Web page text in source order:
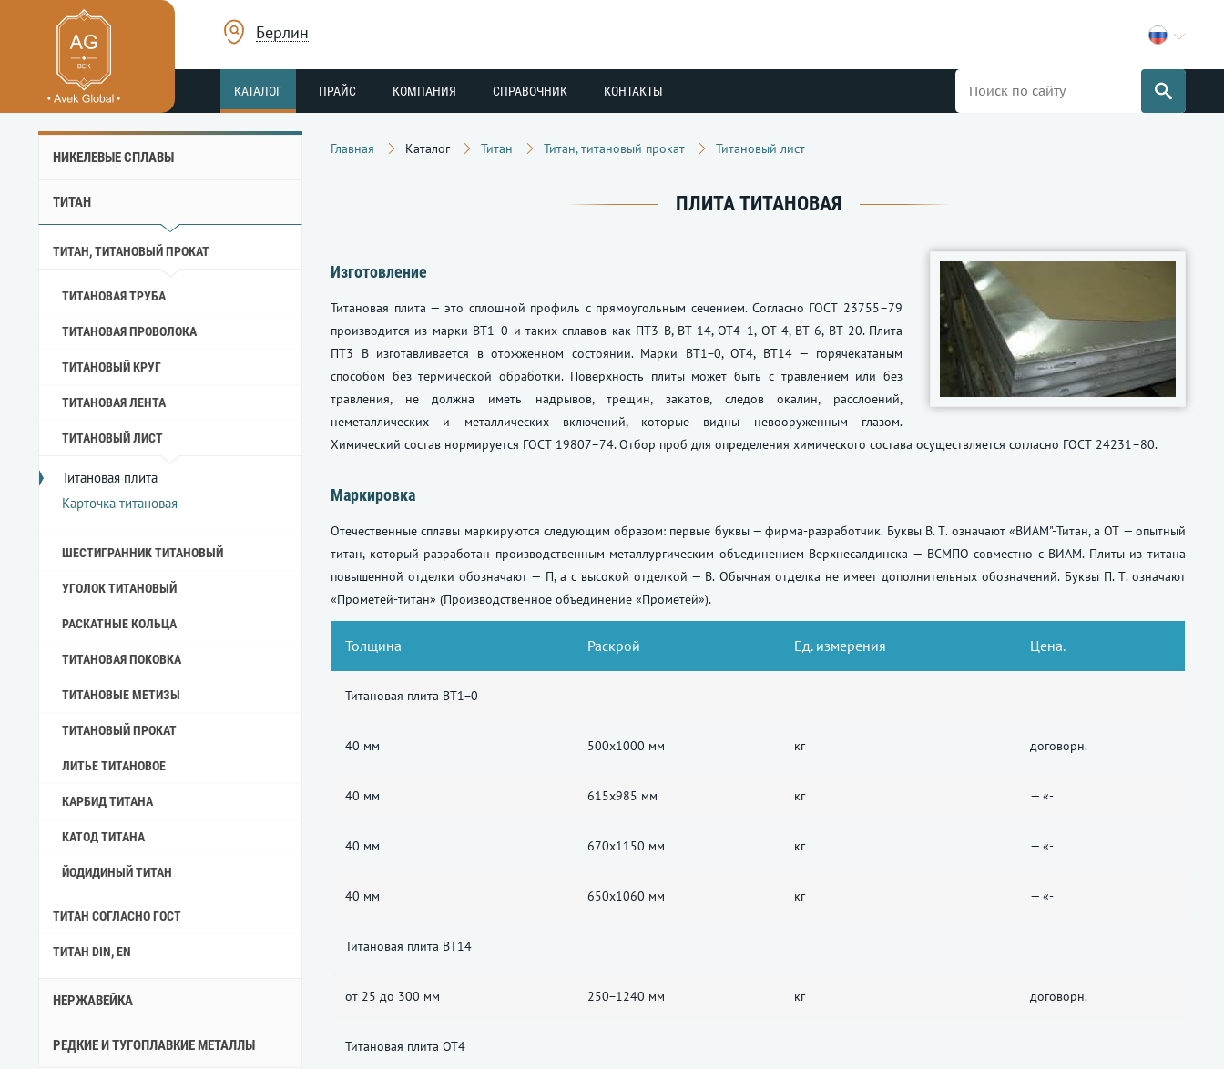
Берлин
КАТАЛОГ ПРАЙС КОМПАНИЯ СПРАВОЧНИК КОНТАКТЫ
НИКЕЛЕВЫЕ СПЛАВЫ
ТИТАН
ТИТАН, ТИТАНОВЫЙ ПРОКАТ
ТИТАНОВАЯ ТРУБА
ТИТАНОВАЯ ПРОВОЛОКА
ТИТАНОВЫЙ КРУГ
ТИТАНОВАЯ ЛЕНТА
ТИТАНОВЫЙ ЛИСТ
Титановая плита
Карточка титановая
ШЕСТИГРАННИК ТИТАНОВЫЙ
УГОЛОК ТИТАНОВЫЙ
РАСКАТНЫЕ КОЛЬЦА
ТИТАНОВАЯ ПОКОВКА
ТИТАНОВЫЕ МЕТИЗЫ
ТИТАНОВЫЙ ПРОКАТ
ЛИТЬЕ ТИТАНОВОЕ
КАРБИД ТИТАНА
КАТОД ТИТАНА
ЙОДИДИНЫЙ ТИТАН
ТИТАН СОГЛАСНО ГОСТ
ТИТАН DIN, EN
НЕРЖАВЕЙКА
РЕДКИЕ И ТУГОПЛАВКИЕ МЕТАЛЛЫ
Главная Каталог Титан Титан, титановый прокат Титановый лист
ПЛИТА ТИТАНОВАЯ
Изготовление
Титановая плита — это сплошной профиль с прямоугольным сечением. Согласно ГОСТ 23755–79
производится из марки ВТ1−0 и таких сплавов как ПТ3 В, ВТ-14, ОТ4−1, ОТ-4, ВТ-6, ВТ-20. Плита
ПТ3 В изготавливается в отожженном состоянии. Марки ВТ1−0, ОТ4, ВТ14 — горячекатаным
способом без термической обработки. Поверхность плиты может быть с травлением или без
травления, не должна иметь надрывов, трещин, закатов, следов окалин, расслоений,
неметаллических и металлических включений, которые видны невооруженным глазом.
Химический состав нормируется ГОСТ 19807–74. Отбор проб для определения химического состава осуществляется согласно ГОСТ 24231–80.
Маркировка
Отечественные сплавы маркируются следующим образом: первые буквы — фирма-разработчик. Буквы В. Т.означают «ВИАМ"-Титан, а ОТ — опытный
титан, который разработан производственным металлургическим объединением Верхнесалдинска — ВСМПО совместно с ВИАМ. Плиты из титана
повышенной отделки обозначают — П, а с высокой отделкой — В. Обычная отделка не имеет дополнительных обозначений. Буквы П. Т.означают
«Прометей-титан» (Производственное объединение «Прометей»).
Толщина Раскрой Ед. измерения Цена.
Титановая плита ВТ1−0
40 мм 500x1000 мм кг договорн.
40 мм 615x985 мм кг — «-
40 мм 670x1150 мм кг — «-
40 мм 650x1060 мм кг — «-
Титановая плита ВТ14
от 25 до 300 мм 250−1240 мм кг договорн.
Титановая плита ОТ4